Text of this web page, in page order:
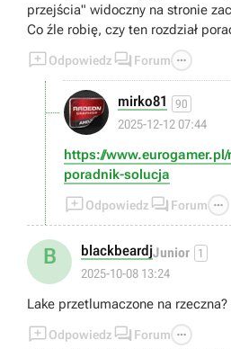
przejścia" widoczny na stronie
Co źle robię, czy ten rozdział
Odpowiedz  Forum 
mirko81 90
2025-12-12 07:44
https://
poradnik-solucja
Odpowiedz  Forum 
B blackbeardjJunior 1
2025-10-08 13:24
Lake przetlumaczone na
Odpowiedz  Forum 